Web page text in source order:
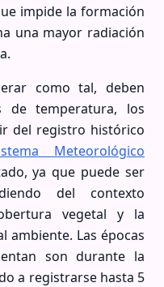
impide la formación
una mayor radiación
como tal, deben
de temperatura, los
del registro histórico
Meteorológico
ya que puede ser
del contexto
vegetal y la
ambiente. Las épocas
son durante la
a registrarse hasta 5